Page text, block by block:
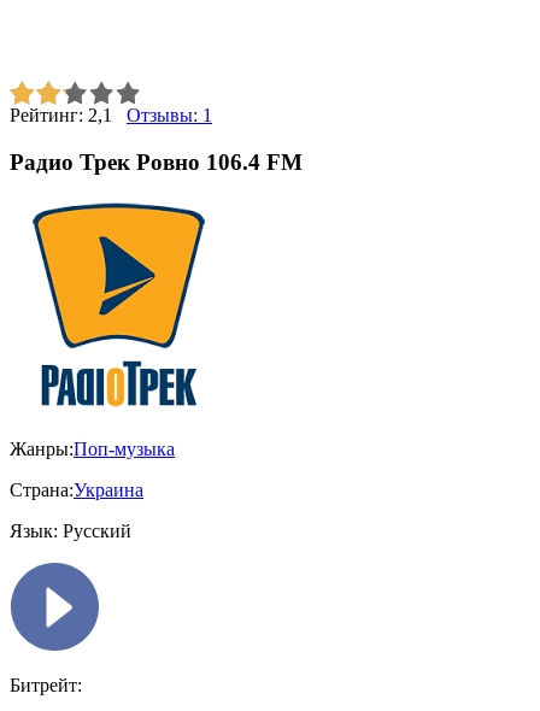
Рейтинг: 2,1 Отзывы: 1
Радио Трек Ровно 106.4 FM
Жанры:Поп-музыка
Страна:Украина
Язык: Русский
Битрейт: